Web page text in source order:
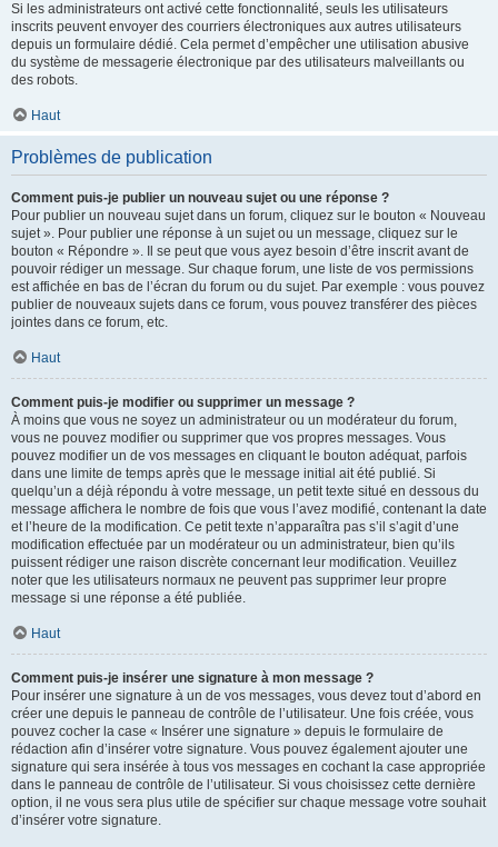
Si les administrateurs ont activé cette fonctionnalité, seuls les utilisateurs
inscrits peuvent envoyer des courriers électroniques aux autres utilisateurs
depuis un formulaire dédié. Cela permet d’empêcher une utilisation abusive
du système de messagerie électronique par des utilisateurs malveillants ou
des robots.
Haut
Problèmes de publication
Comment puis-je publier un nouveau sujet ou une réponse ?
Pour publier un nouveau sujet dans un forum, cliquez sur le bouton « Nouveau
sujet ». Pour publier une réponse à un sujet ou un message, cliquez sur le
bouton « Répondre ». Il se peut que vous ayez besoin d’être inscrit avant de
pouvoir rédiger un message. Sur chaque forum, une liste de vos permissions
est affichée en bas de l’écran du forum ou du sujet. Par exemple : vous pouvez
publier de nouveaux sujets dans ce forum, vous pouvez transférer des pièces
jointes dans ce forum, etc.
Haut
Comment puis-je modifier ou supprimer un message ?
À moins que vous ne soyez un administrateur ou un modérateur du forum,
vous ne pouvez modifier ou supprimer que vos propres messages. Vous
pouvez modifier un de vos messages en cliquant le bouton adéquat, parfois
dans une limite de temps après que le message initial ait été publié. Si
quelqu’un a déjà répondu à votre message, un petit texte situé en dessous du
message affichera le nombre de fois que vous l’avez modifié, contenant la date
et l’heure de la modification. Ce petit texte n’apparaîtra pas s’il s’agit d’une
modification effectuée par un modérateur ou un administrateur, bien qu’ils
puissent rédiger une raison discrète concernant leur modification. Veuillez
noter que les utilisateurs normaux ne peuvent pas supprimer leur propre
message si une réponse a été publiée.
Haut
Comment puis-je insérer une signature à mon message ?
Pour insérer une signature à un de vos messages, vous devez tout d’abord en
créer une depuis le panneau de contrôle de l’utilisateur. Une fois créée, vous
pouvez cocher la case « Insérer une signature » depuis le formulaire de
rédaction afin d’insérer votre signature. Vous pouvez également ajouter une
signature qui sera insérée à tous vos messages en cochant la case appropriée
dans le panneau de contrôle de l’utilisateur. Si vous choisissez cette dernière
option, il ne vous sera plus utile de spécifier sur chaque message votre souhait
d’insérer votre signature.